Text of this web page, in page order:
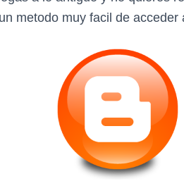
metodo muy facil de